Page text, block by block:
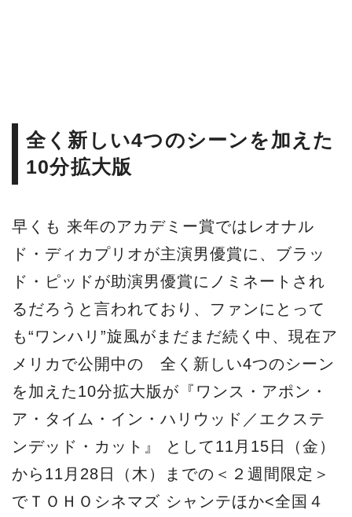
メリカで公開中の 全く新しい4つのシーン
を加えた10分拡大版が『ワンス・アポン・
ンデッド・カット』 として11月15日（金）
から11月28日（木）までの＜２週間限定＞
でＴＯＨＯシネマズ シャンテほか<全国４
館のみ>で日本公開することが正式に決定し
た！